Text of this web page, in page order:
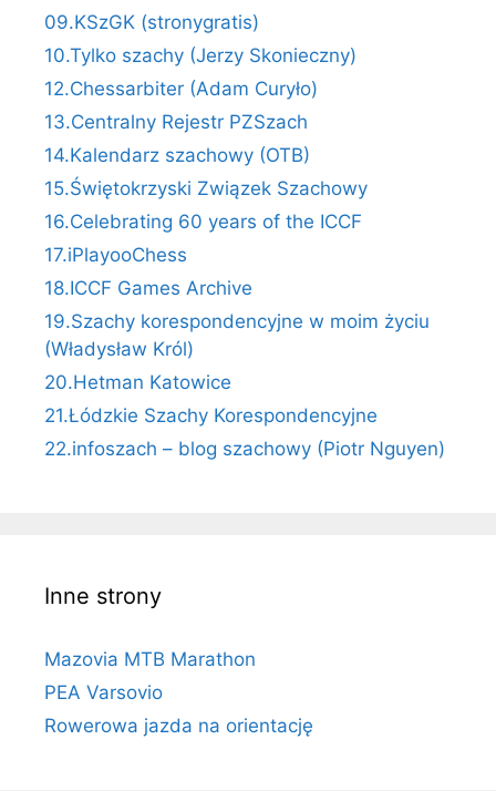
09.KSzGK (stronygratis)
10.Tylko szachy (Jerzy Skonieczny)
12.Chessarbiter (Adam Curyło)
13.Centralny Rejestr PZSzach
14.Kalendarz szachowy (OTB)
15.Świętokrzyski Związek Szachowy
16.Celebrating 60 years of the ICCF
17.iPlayooChess
18.ICCF Games Archive
19.Szachy korespondencyjne w moim życiu
(Władysław Król)
20.Hetman Katowice
21.Łódzkie Szachy Korespondencyjne
22.infoszach – blog szachowy (Piotr Nguyen)
Inne strony
Mazovia MTB Marathon
PEA Varsovio
Rowerowa jazda na orientację